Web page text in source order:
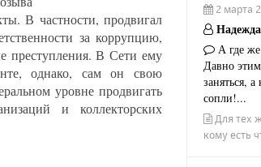
В частности, продвигал
за коррупцию,
преступления. В Сети ему
однако, сам он свою
уровне продвигать
и коллекторских
2 марта
Надежда
А где
Давно
заняться,
сопли!...
Для тех
кому есть